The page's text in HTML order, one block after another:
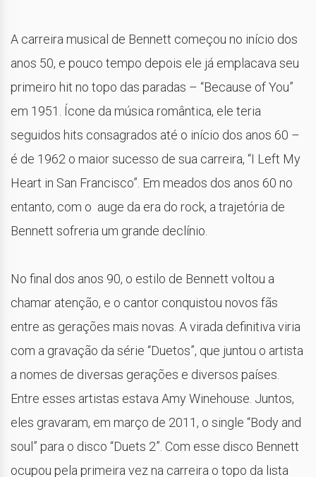
A carreira musical de Bennett começou no início dos
anos 50, e pouco tempo depois ele já emplacava seu
primeiro hit no topo das paradas – “Because of You”
em 1951. Ícone da música romântica, ele teria
seguidos hits consagrados até o início dos anos 60 –
é de 1962 o maior sucesso de sua carreira, “I Left My
Heart in San Francisco”. Em meados dos anos 60 no
entanto, com o auge da era do rock, a trajetória de
Bennett sofreria um grande declínio.
No final dos anos 90, o estilo de Bennett voltou a
chamar atenção, e o cantor conquistou novos fãs
entre as gerações mais novas. A virada definitiva viria
com a gravação da série “Duetos”, que juntou o artista
a nomes de diversas gerações e diversos países.
Entre esses artistas estava Amy Winehouse. Juntos,
eles gravaram, em março de 2011, o single “Body and
soul” para o disco “Duets 2”. Com esse disco Bennett
ocupou pela primeira vez na carreira o topo da lista